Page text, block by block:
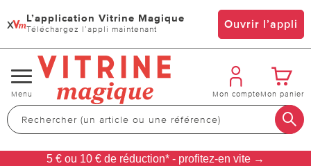
x L’application Vitrine Magique
Téléchargez l’appli maintenant Ouvrir l’appli
Changer
de
navigation
Menu Mon compteMon panier
5 € ou 10 € de réduction* - profitez-en vite →